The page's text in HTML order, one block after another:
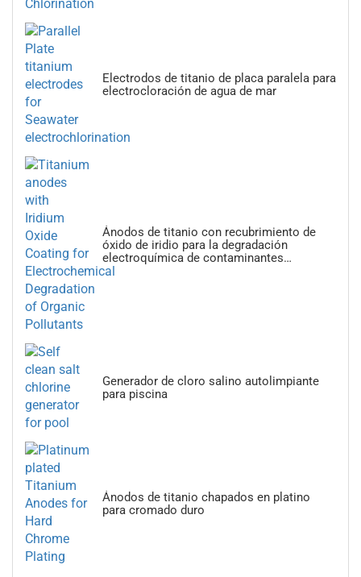
Electrodos de titanio de placa paralela para
electrocloración de agua de mar
Ánodos de titanio con recubrimiento de
óxido de iridio para la degradación
electroquímica de contaminantes
orgánicos
Generador de cloro salino autolimpiante
para piscina
Ánodos de titanio chapados en platino
para cromado duro